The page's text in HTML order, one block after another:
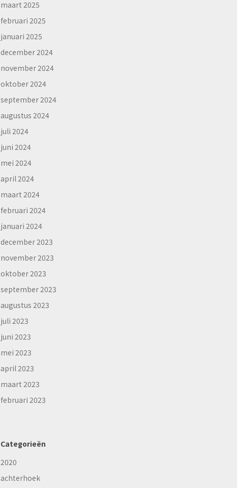
maart 2025
februari 2025
januari 2025
december 2024
november 2024
oktober 2024
september 2024
augustus 2024
juli 2024
juni 2024
mei 2024
april 2024
maart 2024
februari 2024
januari 2024
december 2023
november 2023
oktober 2023
september 2023
augustus 2023
juli 2023
juni 2023
mei 2023
april 2023
maart 2023
februari 2023
Categorieën
2020
achterhoek